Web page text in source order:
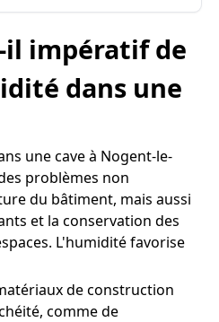
il impératif de
dans une
une cave à Nogent-le-
problèmes non
du bâtiment, mais aussi
et la conservation des
L'humidité favorise
de construction
comme de